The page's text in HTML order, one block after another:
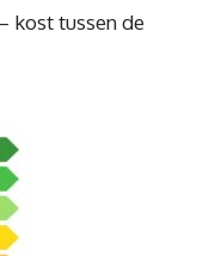
kost tussen de